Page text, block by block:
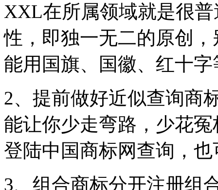
XXL在所属领域就是很
性，即独一无二的原创
能用国旗、国徽、红十
2、提前做好近似查询商
能让你少走弯路，少花
登陆中国商标网查询，
3、组合商标分开注册组